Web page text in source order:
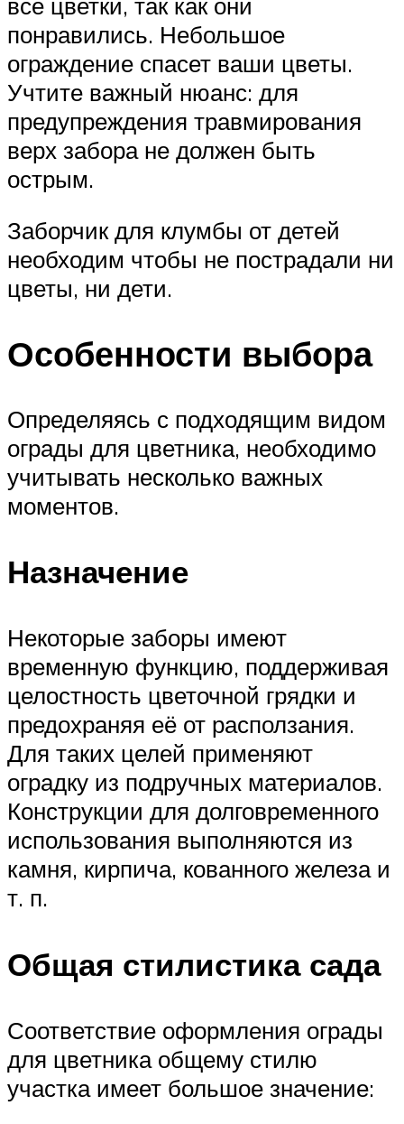
понравились. Небольшое
ограждение спасет ваши цветы.
Учтите важный нюанс: для
предупреждения травмирования
верх забора не должен быть
острым.
Заборчик для клумбы от детей
необходим чтобы не пострадали ни
цветы, ни дети.
Особенности выбора
Определяясь с подходящим видом
ограды для цветника, необходимо
учитывать несколько важных
моментов.
Назначение
Некоторые заборы имеют
временную функцию, поддерживая
целостность цветочной грядки и
предохраняя её от расползания.
Для таких целей применяют
оградку из подручных материалов.
Конструкции для долговременного
использования выполняются из
камня, кирпича, кованного железа и
т. п.
Общая стилистика сада
Соответствие оформления ограды
для цветника общему стилю
участка имеет большое значение: